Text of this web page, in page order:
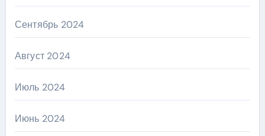
Сентябрь 2024
Август 2024
Июль 2024
Июнь 2024